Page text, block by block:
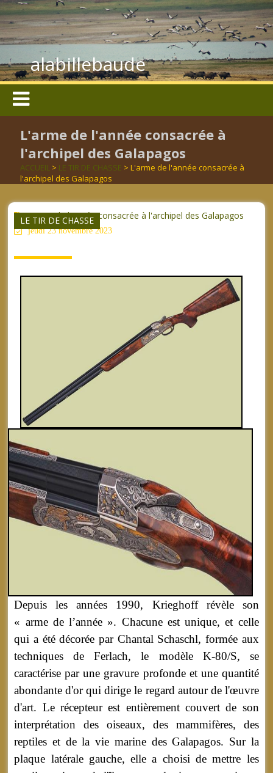
alabillebaude
L'arme de l'année consacrée à
l'archipel des Galapagos
ACCUEIL > LE TIR DE CHASSE > L'arme de l'année consacrée à
l'archipel des Galapagos
LE TIR DE CHASSE
L'arme de l'année consacrée à l'archipel des Galapagos
jeudi 23 novembre 2023
Depuis les années 1990, Krieghoff révèle son
« arme de l’année ». Chacune est unique, et celle
qui a été décorée par Chantal Schaschl, formée aux
techniques de Ferlach, le modèle K-80/S, se
caractérise par une gravure profonde et une quantité
abondante d'or qui dirige le regard autour de l'œuvre
d'art. Le récepteur est entièrement couvert de son
interprétation des oiseaux, des mammifères, des
reptiles et de la vie marine des Galapagos. Sur la
plaque latérale gauche, elle a choisi de mettre les